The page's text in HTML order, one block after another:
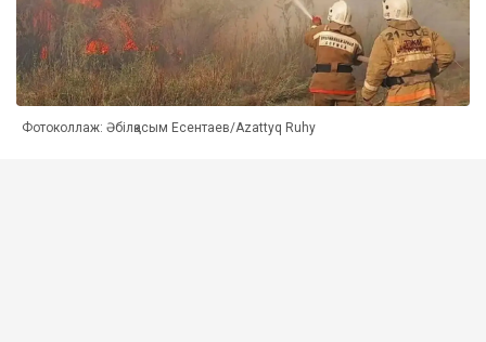
Фотоколлаж: Әбілқасым Есентаев/Azattyq Ruhy